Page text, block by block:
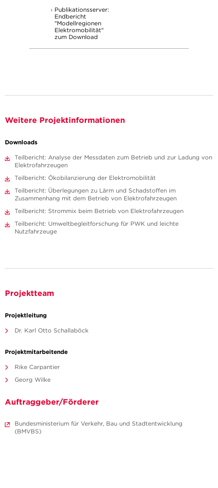
Publikationsserver:
Endbericht
"Modellregionen
Elektromobilität"
zum Download
Weitere Projektinformationen
Downloads
Teilbericht: Analyse der Messdaten zum Betrieb und zur Ladung von
Elektrofahrzeugen
Teilbericht: Ökobilanzierung der Elektromobilität
Teilbericht: Überlegungen zu Lärm und Schadstoffen im
Zusammenhang mit dem Betrieb von Elektrofahrzeugen
Teilbericht: Strommix beim Betrieb von Elektrofahrzeugen
Teilbericht: Umweltbegleitforschung für PWK und leichte
Nutzfahrzeuge
Projektteam
Projektleitung
Dr. Karl Otto Schallaböck
Projektmitarbeitende
Rike Carpantier
Georg Wilke
Auftraggeber/Förderer
Bundesministerium für Verkehr, Bau und Stadtentwicklung
(BMVBS)